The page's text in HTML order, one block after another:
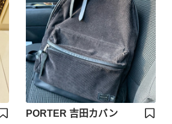
PORTER 吉田カバン